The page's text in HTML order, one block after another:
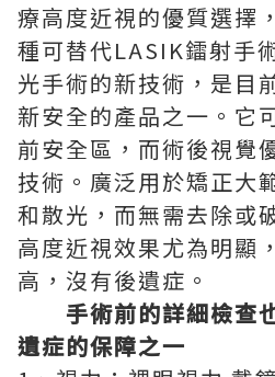
療高度近視的優質選擇
種可替代LASIK鐳射手
光手術的新技術，是目
新安全的產品之一。它
前安全區，而術後視覺
技術。廣泛用於矯正大
和散光，而無需去除或
高度近視效果尤為明顯
高，沒有後遺症。
手術前的詳細檢查
遺症的保障之一